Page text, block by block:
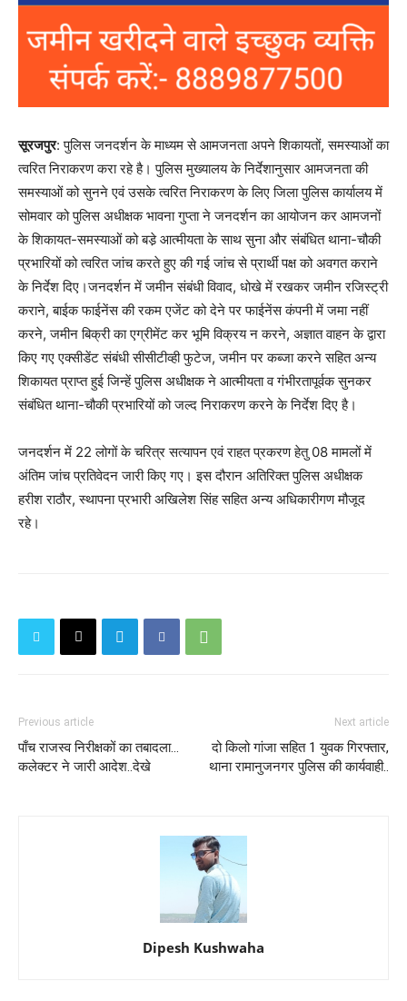
सूरजपुर: पुलिस जनदर्शन के माध्यम से आमजनता अपने शिकायतों, समस्याओं का
त्वरित निराकरण करा रहे है। पुलिस मुख्यालय के निर्देशानुसार आमजनता की
समस्याओं को सुनने एवं उसके त्वरित निराकरण के लिए जिला पुलिस कार्यालय में
सोमवार को पुलिस अधीक्षक भावना गुप्ता ने जनदर्शन का आयोजन कर आमजनों
के शिकायत-समस्याओं को बडे़ आत्मीयता के साथ सुना और संबंधित थाना-चौकी
प्रभारियों को त्वरित जांच करते हुए की गई जांच से प्रार्थी पक्ष को अवगत कराने
के निर्देश दिए।जनदर्शन में जमीन संबंधी विवाद, धोखे में रखकर जमीन रजिस्ट्री
कराने, बाईक फाईनेंस की रकम एजेंट को देने पर फाईनेंस कंपनी में जमा नहीं
करने, जमीन बिक्री का एग्रीमेंट कर भूमि विक्रय न करने, अज्ञात वाहन के द्वारा
किए गए एक्सीडेंट संबंधी सीसीटीव्ही फुटेज, जमीन पर कब्जा करने सहित अन्य
शिकायत प्राप्त हुई जिन्हें पुलिस अधीक्षक ने आत्मीयता व गंभीरतापूर्वक सुनकर
संबंधित थाना-चौकी प्रभारियों को जल्द निराकरण करने के निर्देश दिए है।
जनदर्शन में 22 लोगों के चरित्र सत्यापन एवं राहत प्रकरण हेतु 08 मामलों में
अंतिम जांच प्रतिवेदन जारी किए गए। इस दौरान अतिरिक्त पुलिस अधीक्षक
हरीश राठौर, स्थापना प्रभारी अखिलेश सिंह सहित अन्य अधिकारीगण मौजूद
रहे।
Previous article
पाँच राजस्व निरीक्षकों का तबादला...
कलेक्टर ने जारी आदेश..देखे
Next article
दो किलो गांजा सहित 1 युवक गिरफ्तार,
थाना रामानुजनगर पुलिस की कार्यवाही..
Dipesh Kushwaha